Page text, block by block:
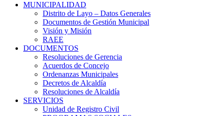
MUNICIPALIDAD
Distrito de Layo – Datos Generales
Documentos de Gestión Municipal
Visión y Misión
RAEE
DOCUMENTOS
Resoluciones de Gerencia
Acuerdos de Concejo
Ordenanzas Municipales
Decretos de Alcaldía
Resoluciones de Alcaldía
SERVICIOS
Unidad de Registro Civil